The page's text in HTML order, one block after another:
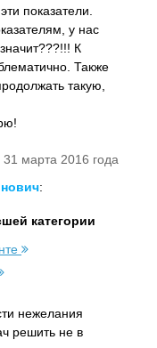
показатели.
у нас
К
Также
такую,
31 марта 2016 года
:
категории
нежелания
решить не в